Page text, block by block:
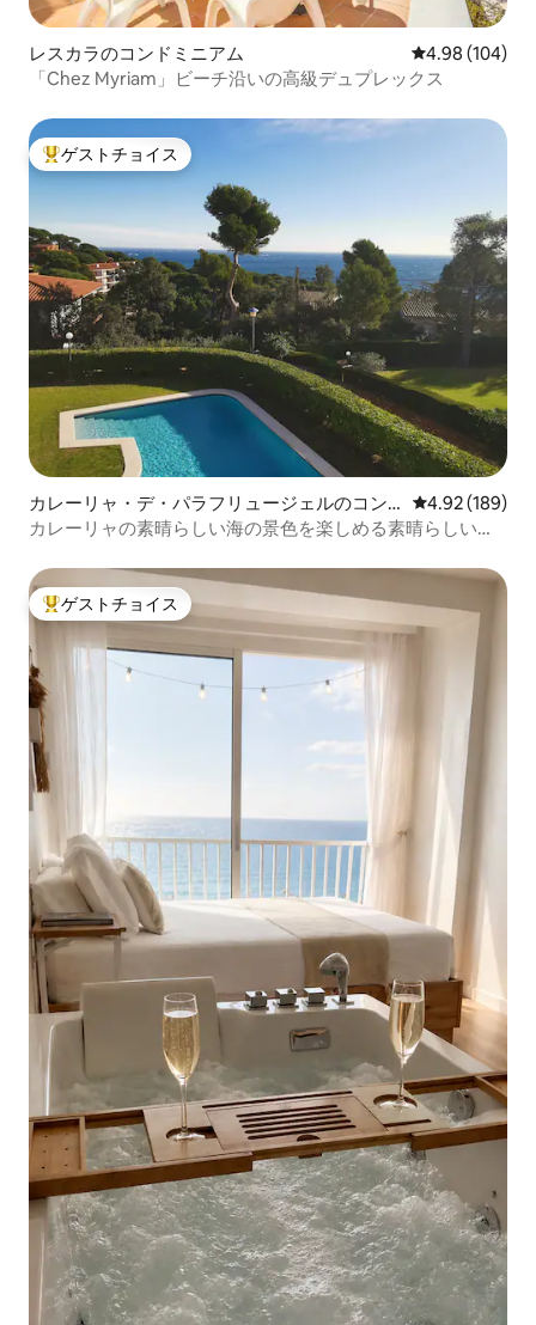
レスカラのコンドミニアム レビュー104
4.98 (104)
「Chez Myriam」ビーチ沿いの高級デュプレックス
大好評のゲストチョイスです。
ゲストチョイス
カレーリャ・デ・パラフリュージェルのコン
ドミニアム
レビュー189
4.92 (189)
カレーリャの素晴らしい海の景色を楽しめる素晴らしいア
大好評のゲストチョイスです。
ゲストチョイス